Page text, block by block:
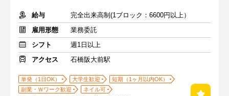
給与
完全出来高制(1ブロック：6600円以上）
雇用形態
業務委託
シフト
週1日以上
アクセス
石橋阪大前駅
単発（1日OK） 大学生歓迎
短期（1ヶ月以内OK）
副業・Ｗワーク歓迎
ネイル可